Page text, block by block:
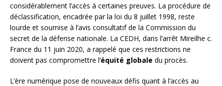
considérablement l’accès à certaines preuves. La procédure de
déclassification, encadrée par la loi du 8 juillet 1998, reste
lourde et soumise à l’avis consultatif de la Commission du
secret de la défense nationale. La CEDH, dans l’arrêt Mireilhe c.
France du 11 juin 2020, a rappelé que ces restrictions ne
doivent pas compromettre l’équité globale du procès.
L’ère numérique pose de nouveaux défis quant à l’accès au